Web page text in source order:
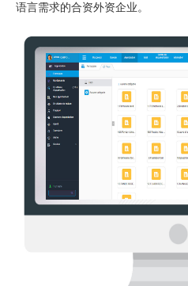
语言需求的合资外资企业。